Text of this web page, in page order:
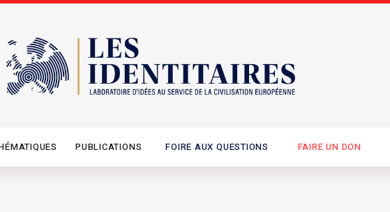
PUBLICATIONS FOIRE AUX QUESTIONS FAIRE UN DON